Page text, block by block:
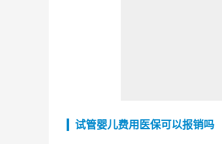
试管婴儿费用医保可以报销吗